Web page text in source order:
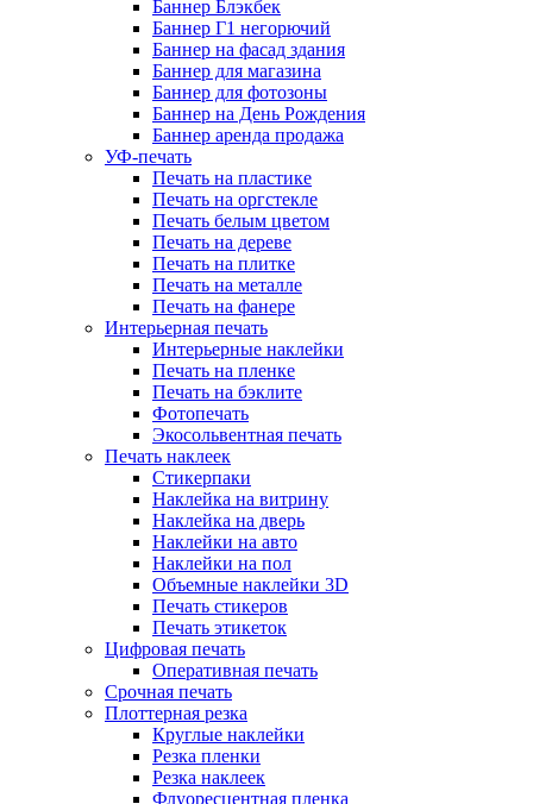
Баннер Блэкбек
Баннер Г1 негорючий
Баннер на фасад здания
Баннер для магазина
Баннер для фотозоны
Баннер на День Рождения
Баннер аренда продажа
УФ-печать
Печать на пластике
Печать на оргстекле
Печать белым цветом
Печать на дереве
Печать на плитке
Печать на металле
Печать на фанере
Интерьерная печать
Интерьерные наклейки
Печать на пленке
Печать на бэклите
Фотопечать
Экосольвентная печать
Печать наклеек
Стикерпаки
Наклейка на витрину
Наклейка на дверь
Наклейки на авто
Наклейки на пол
Объемные наклейки 3D
Печать стикеров
Печать этикеток
Цифровая печать
Оперативная печать
Срочная печать
Плоттерная резка
Круглые наклейки
Резка пленки
Резка наклеек
Флуоресцентная пленка